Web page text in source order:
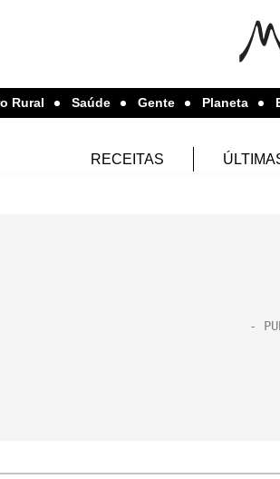
Rural Saúde Gente Planeta
RECEITAS